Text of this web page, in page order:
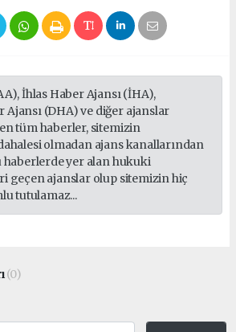
İhlas Haber Ajansı (İHA),
(DHA) ve diğer ajanslar
tüm haberler, sitemizin
olmadan ajans kanallarından
haberlerde yer alan hukuki
geçen ajanslar olup sitemizin hiç
tutulamaz...
(0)